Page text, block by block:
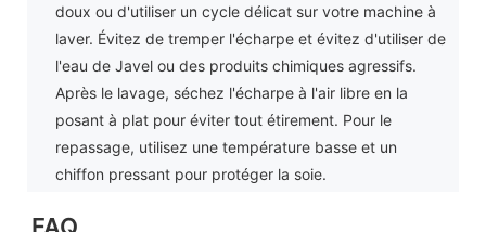
doux ou d'utiliser un cycle délicat sur votre machine à
laver. Évitez de tremper l'écharpe et évitez d'utiliser de
l'eau de Javel ou des produits chimiques agressifs.
Après le lavage, séchez l'écharpe à l'air libre en la
posant à plat pour éviter tout étirement. Pour le
repassage, utilisez une température basse et un
chiffon pressant pour protéger la soie.